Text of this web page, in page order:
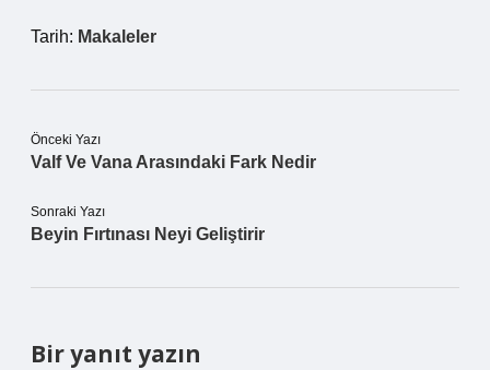
Tarih: Makaleler
Önceki Yazı
Valf Ve Vana Arasındaki Fark Nedir
Sonraki Yazı
Beyin Fırtınası Neyi Geliştirir
Bir yanıt yazın